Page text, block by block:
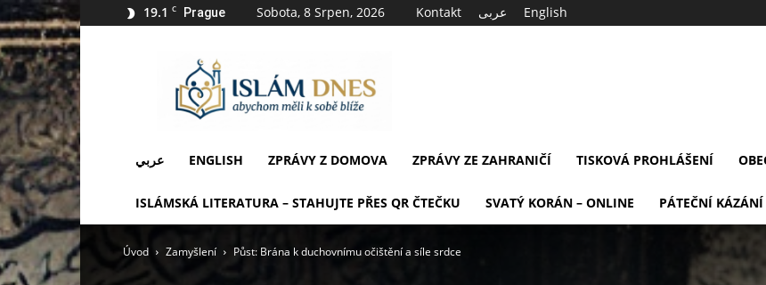
19.1 C Prague Sobota, 8 Srpen, 2026 Kontakt عربى English
عربي ENGLISH ZPRÁVY Z DOMOVA ZPRÁVY ZE ZAHRANIČÍ TISKOVÁ PROHLÁŠENÍ
ISLÁMSKÁ LITERATURA – STAHUJTE PŘES QR ČTEČKU SVATÝ KORÁN – ONLINE PÁTEČNÍ KÁZÁNÍ
Úvod Zamyšlení Půst: Brána k duchovnímu očištění a síle srdce